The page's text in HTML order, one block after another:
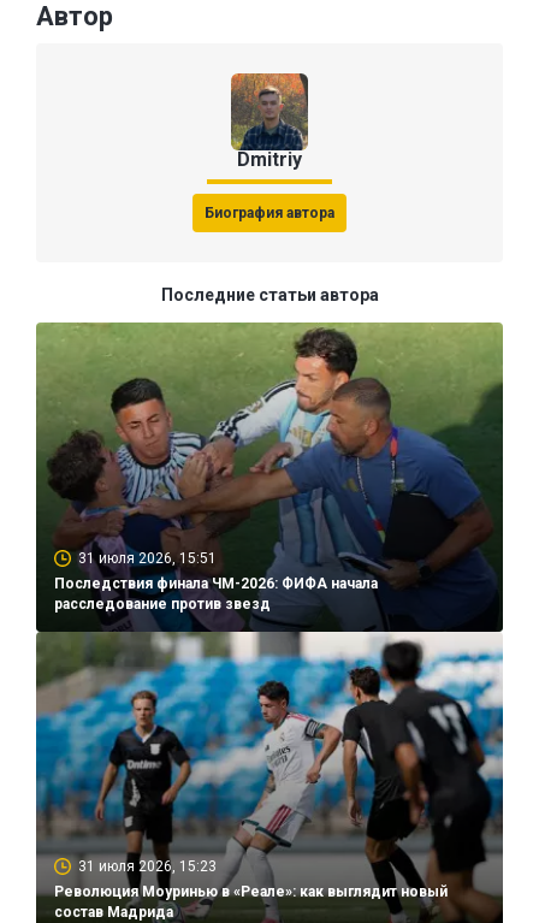
Автор
Dmitriy
Биография автора
Последние статьи автора
31 июля 2026, 15:51
Последствия финала ЧМ-2026: ФИФА начала
расследование против звезд
31 июля 2026, 15:23
Революция Моуринью в «Реале»: как выглядит новый
состав Мадрида